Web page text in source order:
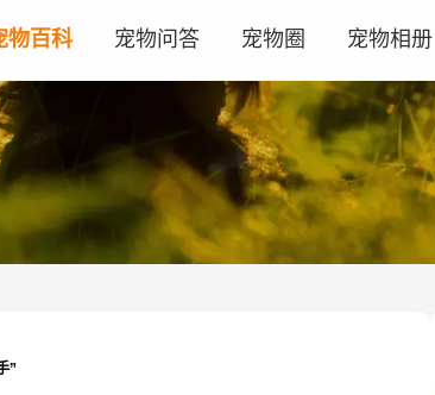
物百科 宠物问答 宠物圈 宠物相册
”